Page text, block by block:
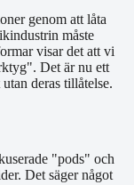
genom att låta
måste
visar det att vi
Det är nu ett
deras tillåtelse.
"pods" och
Det säger något